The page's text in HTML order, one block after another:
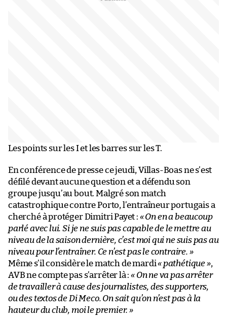
Les points sur les I et les barres sur les T.
En conférence de presse ce jeudi, Villas-Boas ne s’est
défilé devant aucune question et a défendu son
groupe jusqu’au bout. Malgré son match
catastrophique contre Porto, l’entraîneur portugais a
cherché à protéger Dimitri Payet : « On en a beaucoup
parlé avec lui. Si je ne suis pas capable de le mettre au
niveau de la saison dernière, c’est moi qui ne suis pas au
niveau pour l’entraîner. Ce n’est pas le contraire. »
Même s’il considère le match de mardi« pathétique »,
AVB ne compte pas s’arrêter là :« On ne va pas arrêter
de travailler à cause des journalistes, des supporters,
ou des textos de Di Meco. On sait qu’on n’est pas à la
hauteur du club, moi le premier. »